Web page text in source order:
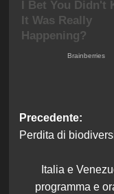
articolo
Precedente:
Perdita di
Italia e
programma e